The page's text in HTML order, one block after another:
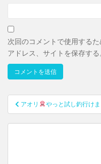
次回のコメントで使用する
アドレス、サイトを保存する
投稿ナビゲーシ
アオリ やっと試し釣行け